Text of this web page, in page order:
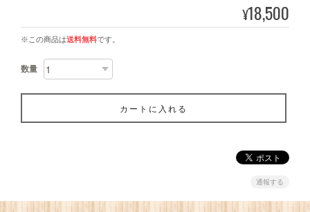
¥18,500
※この商品は送料無料です。
数量
カートに入れる
通報する